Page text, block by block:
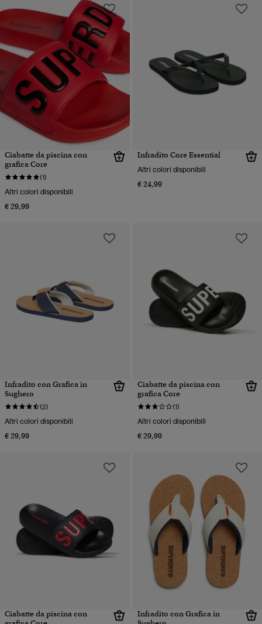
Ciabatte da piscina con
grafica Core
(1)
Altri colori disponibili
€ 29,99
Infradito Core Essential
Altri colori disponibili
€ 24,99
Infradito con Grafica in
Sughero
(2)
Altri colori disponibili
€ 29,99
Ciabatte da piscina con
grafica Core
(1)
Altri colori disponibili
€ 29,99
Ciabatte da piscina con
Infradito con Grafica in